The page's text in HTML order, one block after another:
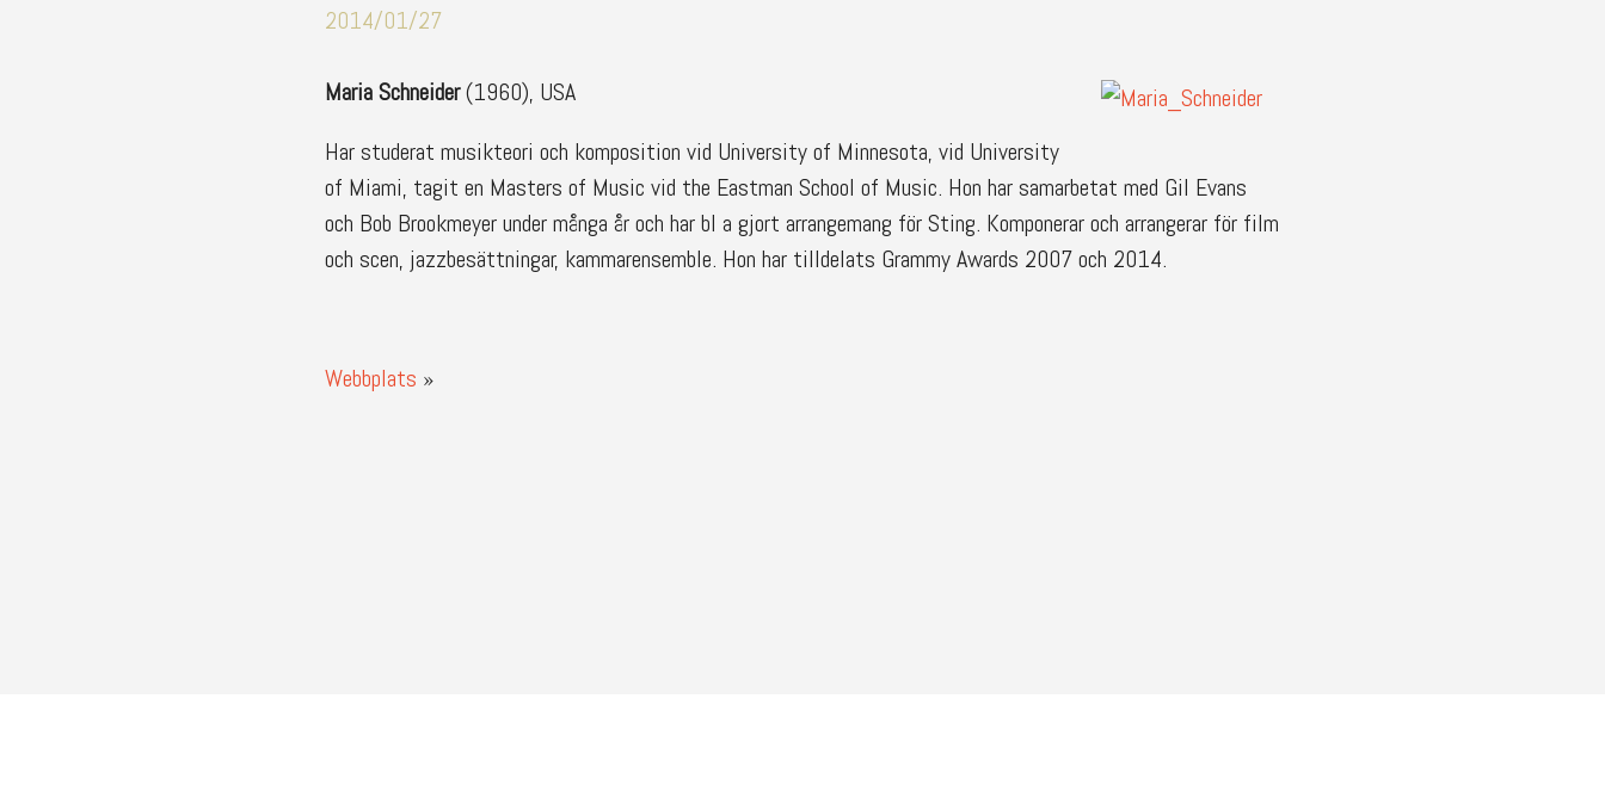
2014/01/27
Maria Schneider(1960), USA
Har studerat musikteori och komposition vid University of Minnesota, vid University
of Miami, tagit en Masters of Music vid the Eastman School of Music. Hon har samarbetat med Gil Evans
och Bob Brookmeyer under många år och har bl a gjort arrangemang för Sting. Komponerar och arrangerar för film
och scen, jazzbesättningar, kammarensemble. Hon har tilldelats Grammy Awards 2007 och 2014.
Webbplats »